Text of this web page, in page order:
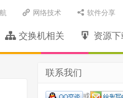
交换机相关 资源下
网络技术 软件分享
联系我们
或